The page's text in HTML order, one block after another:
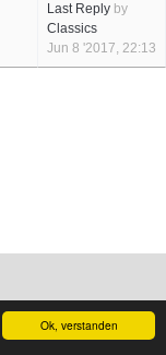
Ok, verstanden
Last Reply by
Classics
Jun 8 '2017, 22:13